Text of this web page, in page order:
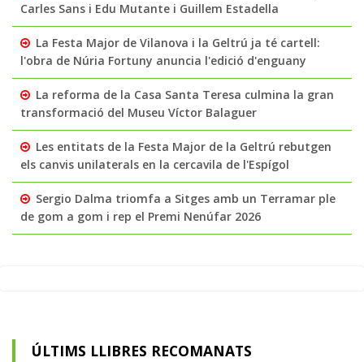
Carles Sans i Edu Mutante i Guillem Estadella
La Festa Major de Vilanova i la Geltrú ja té cartell:
l'obra de Núria Fortuny anuncia l'edició d'enguany
La reforma de la Casa Santa Teresa culmina la gran
transformació del Museu Víctor Balaguer
Les entitats de la Festa Major de la Geltrú rebutgen
els canvis unilaterals en la cercavila de l'Espígol
Sergio Dalma triomfa a Sitges amb un Terramar ple
de gom a gom i rep el Premi Nenúfar 2026
ÚLTIMS LLIBRES RECOMANATS